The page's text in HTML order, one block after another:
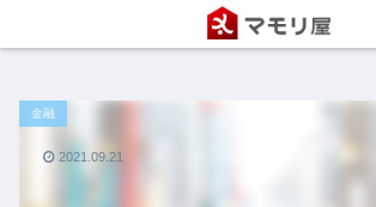
金融
2021.09.21